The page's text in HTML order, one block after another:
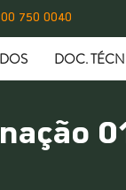
750 0040
DOC.